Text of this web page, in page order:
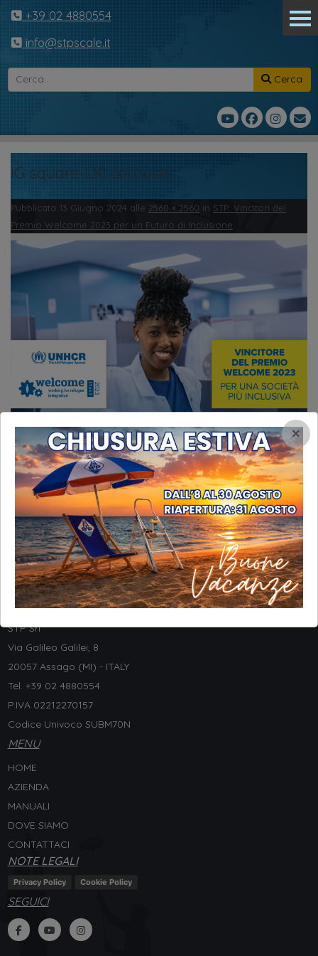
+39 02 4880554
info@stpscale.it
Cerca
IG square-LKI carousel
Pubblicato 13 Giugno 2024 alle 2560 × 2560 in STP: Vincitori del
Premio Welcome 2023 per un Futuro di Inclusione
INFORMAZIONI
STP Srl
Via Galileo Galilei, 8
20057 Assago (MI) - ITALY
Tel. +39 02 4880554
P.IVA 02212270157
Codice Univoco SUBM70N
MENU
HOME
AZIENDA
MANUALI
DOVE SIAMO
CONTATTACI
NOTE LEGALI
Privacy Policy Cookie Policy
SEGUICI
×